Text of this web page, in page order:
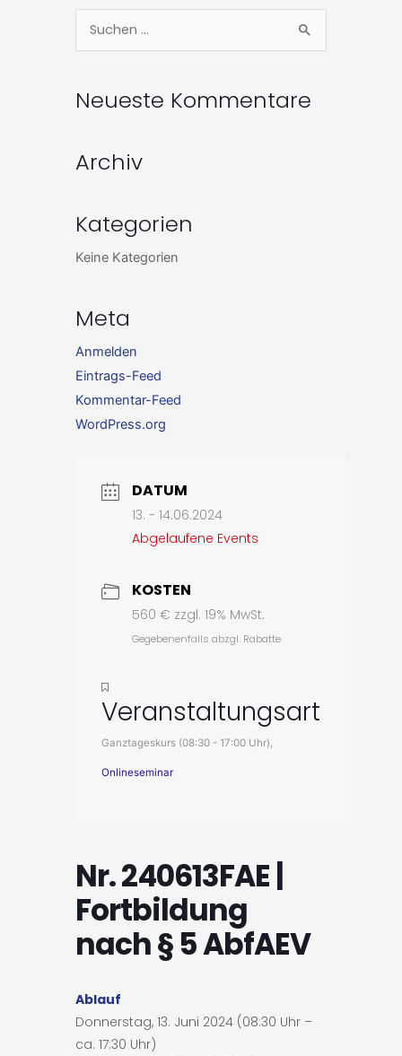
Suchen
nach:
Neueste Kommentare
Archiv
Kategorien
Keine Kategorien
Meta
Anmelden
Eintrags-Feed
Kommentar-Feed
WordPress.org
DATUM
13. - 14.06.2024
Abgelaufene Events
KOSTEN
560 € zzgl. 19% MwSt.
Gegebenenfalls abzgl. Rabatte
Veranstaltungsart
Ganztageskurs (08:30 - 17:00 Uhr),
Onlineseminar
Nr. 240613FAE |
Fortbildung
nach § 5 AbfAEV
Ablauf
Donnerstag, 13. Juni 2024 (08:30 Uhr –
ca. 17:30 Uhr)